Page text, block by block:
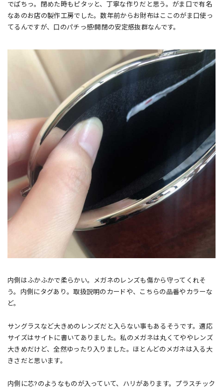
でぱちっ。閉めた時もピタッと、丁寧な作りだと思う。がま口で有名
なあのお店の製作工房でした。数年前からお財布はここのがま口使っ
てるんですが、口のパチっ感!開閉の安定感抜群なんです。
内側はふかふかで柔らかい。メガネのレンズも傷から守ってくれそ
う。内側にタグあり。取扱説明のカードや、こちらの品番やカラーな
ど。
サングラスなど大きめのレンズだと入らない事もあるそうです。適応
サイズはサイトに書いてありました。私のメガネは丸くてややレンズ
大きめだけど、全然ゆったり入りました。ほとんどのメガネは入る大
きさだと思います。
内側に芯?のようなものが入っていて、ハリがあります。プラスチック